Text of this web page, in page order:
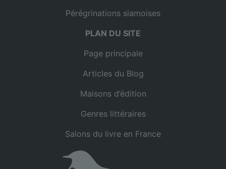
Pérégrinations siamoises
PLAN DU SITE
Page principale
Articles du Blog
Maisons d’édition
Genres littéraires
Salons du livre en France